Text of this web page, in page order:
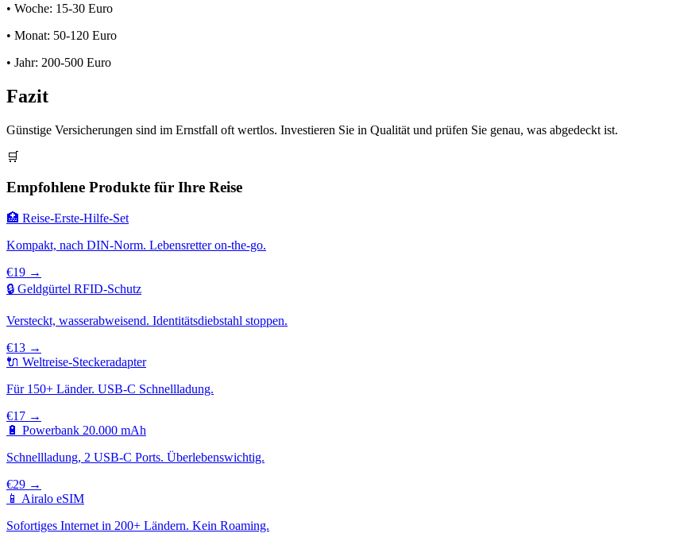
• Woche: 15-30 Euro
• Monat: 50-120 Euro
• Jahr: 200-500 Euro
Fazit
Günstige Versicherungen sind im Ernstfall oft wertlos. Investieren Sie in Qualität und prüfen Sie genau, was abgedeckt ist.
🛒
Empfohlene Produkte für Ihre Reise
🏥 Reise-Erste-Hilfe-Set
Kompakt, nach DIN-Norm. Lebensretter on-the-go.
€19 →
🔒 Geldgürtel RFID-Schutz
Versteckt, wasserabweisend. Identitätsdiebstahl stoppen.
€13 →
🔌 Weltreise-Steckeradapter
Für 150+ Länder. USB-C Schnellladung.
€17 →
🔋 Powerbank 20.000 mAh
Schnellladung, 2 USB-C Ports. Überlebenswichtig.
€29 →
📱 Airalo eSIM
Sofortiges Internet in 200+ Ländern. Kein Roaming.